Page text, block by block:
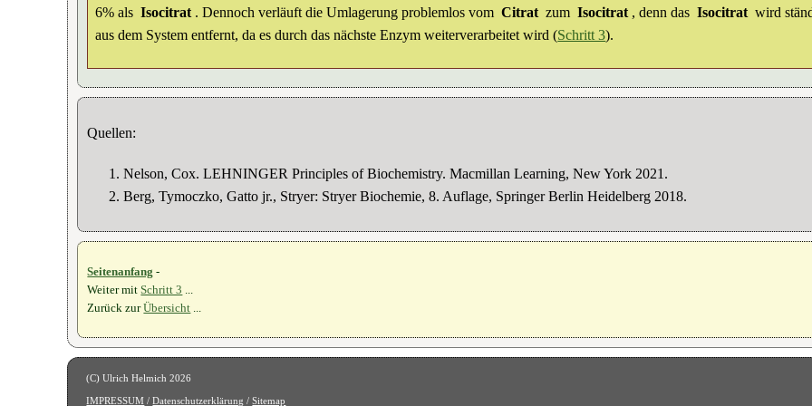
6% als Isocitrat . Dennoch verläuft die Umlagerung problemlos vom Citrat zum Isocitrat , denn das Isocitrat wird
aus dem System entfernt, da es durch das nächste Enzym weiterverarbeitet wird (Schritt 3).
Quellen:
Nelson, Cox. LEHNINGER Principles of Biochemistry. Macmillan Learning, New York 2021.
Berg, Tymoczko, Gatto jr., Stryer: Stryer Biochemie, 8. Auflage, Springer Berlin Heidelberg 2018.
Seitenanfang -
Weiter mitSchritt 3
Zurück zurÜbersicht
IMPRESSUM /Datenschutzerklärung /Sitemap